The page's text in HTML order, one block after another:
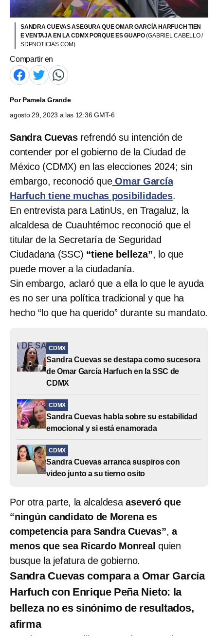
SANDRA CUEVAS ASEGURA QUE OMAR GARCÍA HARFUCH TIEN
E VENTAJA EN LA CDMX PORQUE ES GUAPO(GABRIEL CABELLO /
SDPNOTICIAS.COM)
Compartir en
PorPamela Grande
agosto 29, 2023 a las 12:36 GMT-6
Sandra Cuevas refrendó su intención de
contender por el gobierno de la Ciudad de
México (CDMX) en las elecciones 2024; sin
embargo, reconoció queOmar García
Harfuch tiene muchas posibilidades.
En entrevista para LatinUs, en Tragaluz, la
alcaldesa de Cuauhtémoc reconoció que el
titular de la Secretaría de Seguridad
Ciudadana (SSC) “tiene belleza”, lo que
puede mover a la ciudadanía.
Sin embargo, aclaró que a ella lo que le ayuda
es no ser una política tradicional y que ha
hecho “lo que ha querido” durante su mandato.
CDMX
Sandra Cuevas se destapa como sucesora
de Omar García Harfuch en la SSC de
CDMX
CDMX
Sandra Cuevas habla sobre su estabilidad
emocional y si está enamorada
CDMX
Sandra Cuevas arranca suspiros con
video junto a su tierno osito
Por otra parte, la alcaldesaaseveró que
“ningún candidato de Morena es
competencia para Sandra Cuevas”, a
menos que sea Ricardo Monreal quien
busque la jefatura de gobierno.
Sandra Cuevas compara a Omar García
Harfuch con Enrique Peña Nieto: la
belleza no es sinónimo de resultados,
afirma